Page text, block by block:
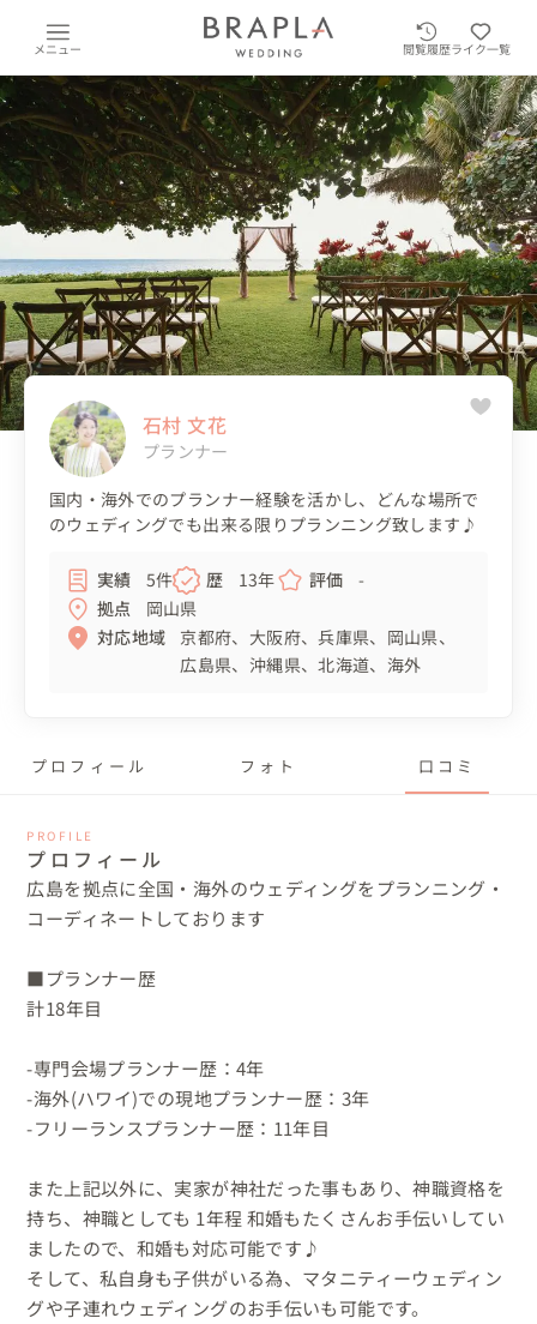
メニュー 閲覧履歴ライク一覧
石村 文花
プランナー
国内・海外でのプランナー経験を活かし、どんな場所で
のウェディングでも出来る限りプランニング致します♪
実績 5件 歴 13年 評価
-
拠点
岡山県
対応地域
京都府 大阪府 兵庫県
岡山県
広島県
沖縄県 北海道 海外
プロフィール フォト 口コミ
PROFILE
プロフィール
広島を拠点に全国・海外のウェディングをプランニング・
コーディネートしております
■プランナー歴
計18年目
-専門会場プランナー歴：4年
-海外(ハワイ)での現地プランナー歴：3年
-フリーランスプランナー歴：11年目
また上記以外に、実家が神社だった事もあり、神職資格を
持ち、神職としても 1年程 和婚もたくさんお手伝いしてい
ましたので、和婚も対応可能です♪
そして、私自身も子供がいる為、マタニティーウェディン
グや子連れウェディングのお手伝いも可能です。